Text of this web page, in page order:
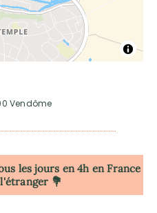
Vendôme
les jours en 4h en France
💐